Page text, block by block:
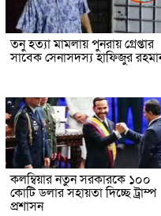
তনু হত্যা মামলায় পুনরায় গ্রেপ্তার
সাবেক সেনাসদস্য হাফিজুর
কলম্বিয়ার নতুন সরকারকে ১০০
কোটি ডলার সহায়তা দিচ্ছে ট্রাম্প
প্রশাসন